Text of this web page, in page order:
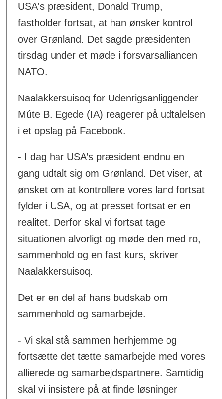
USA's præsident, Donald Trump,
fastholder fortsat, at han ønsker kontrol
over Grønland. Det sagde præsidenten
tirsdag under et møde i forsvarsalliancen
NATO.
Naalakkersuisoq for Udenrigsanliggender
Múte B. Egede (IA) reagerer på udtalelsen
i et opslag på Facebook.
- I dag har USA’s præsident endnu en
gang udtalt sig om Grønland. Det viser, at
ønsket om at kontrollere vores land fortsat
fylder i USA, og at presset fortsat er en
realitet. Derfor skal vi fortsat tage
situationen alvorligt og møde den med ro,
sammenhold og en fast kurs, skriver
Naalakkersuisoq.
Det er en del af hans budskab om
sammenhold og samarbejde.
- Vi skal stå sammen herhjemme og
fortsætte det tætte samarbejde med vores
allierede og samarbejdspartnere. Samtidig
skal vi insistere på at finde løsninger